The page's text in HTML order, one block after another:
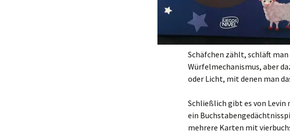
Schäfchen zählt, schläft
Würfelmechanismus, aber
oder Licht, mit denen man
Schließlich gibt es von Levin
ein
mehrere Karten mit